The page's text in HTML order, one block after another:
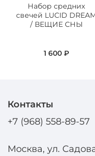
Набор средних
свечей LUCID
/ ВЕЩИЕ СНЫ
1 600 ₽
Контакты
+7 (968) 558-89-57
Москва, ул.